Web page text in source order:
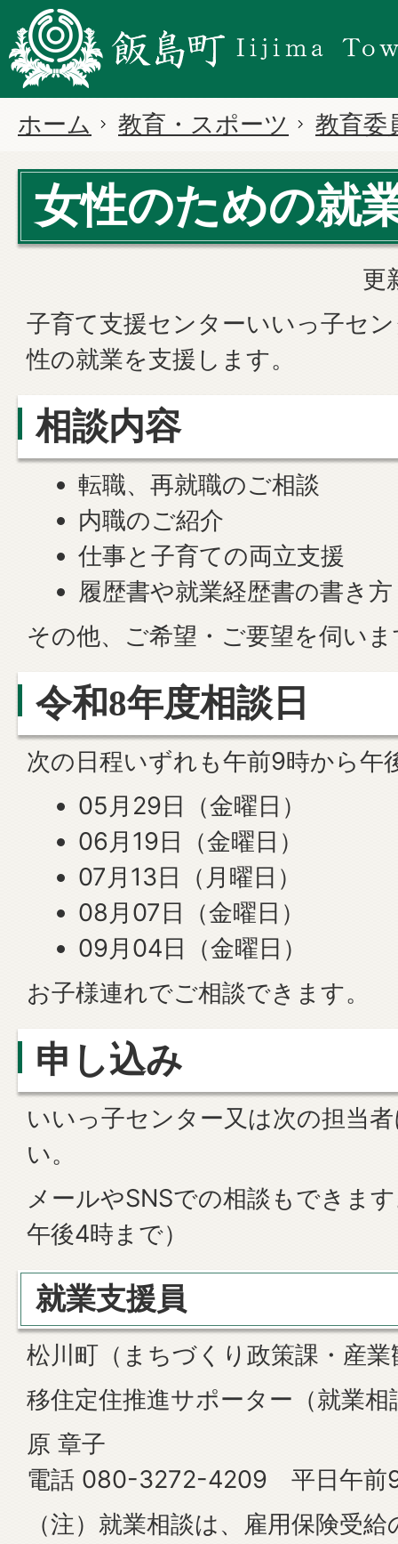
ホーム 教育・スポーツ 教育委
女性のための就
更
子育て支援センターいいっ子セ
性の就業を支援します。
相談内容
転職、再就職のご相談
内職のご紹介
仕事と子育ての両立支援
履歴書や就業経歴書の書き方
その他、ご希望・ご要望を伺い
令和8年度相談日
次の日程いずれも午前9時から午
05月29日（金曜日）
06月19日（金曜日）
07月13日（月曜日）
08月07日（金曜日）
09月04日（金曜日）
お子様連れでご相談できます。
申し込み
いいっ子センター又は次の担当
い。
メールやSNSでの相談もできま
午後4時まで）
就業支援員
松川町（まちづくり政策課・産業
移住定住推進サポーター（就業相
原 章子
電話 080-3272-4209 平日午前
（注）就業相談は、雇用保険受